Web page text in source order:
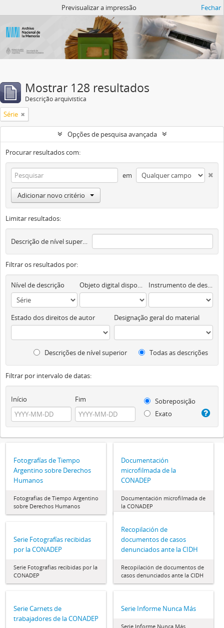
Previsualizar a impressão Fechar
Mostrar 128 resultados
Descrição arquivística
Série
Opções de pesquisa avançada
Procurar resultados com:
em
Adicionar novo critério
Limitar resultados:
Descrição de nível superior
Filtrar os resultados por:
Nível de descrição Objeto digital disponível Instrumento de descrição documental
Estado dos direitos de autor Designação geral do material
Descrições de nível superior Todas as descrições
Filtrar por intervalo de datas:
Início Fim
Sobreposição
Exato
Fotografías de Tiempo
Argentino sobre Derechos
Humanos
Fotografías de Tiempo Argentino
sobre Derechos Humanos
Documentación
microfilmada de la
CONADEP
Documentación microfilmada de
la CONADEP
Recopilación de
documentos de casos
denunciados ante la CIDH
Recopilación de documentos de
casos denunciados ante la CIDH
Serie Fotografías recibidas
por la CONADEP
Serie Fotografías recibidas por la
CONADEP
Serie Carnets de
trabajadores de la CONADEP
Serie Informe Nunca Más
Serie Informe Nunca Más